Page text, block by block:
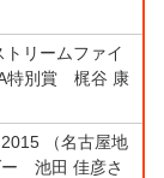
リームファイ
特別賞 梶谷 康
（名古屋地
ー 池田 佳彦さ